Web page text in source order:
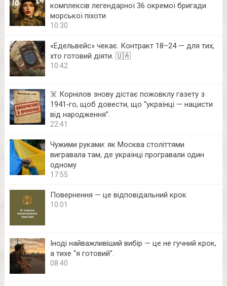
комплексів легендарної 36 окремої бригади
морської піхоти
10:30
«Едельвейс» чекає. Контракт 18–24 — для тих,
хто готовий діяти. 🇺🇦
10:42
☠️ Корнілов знову дістає пожовклу газету з
1941‑го, щоб довести, що “українці — нацисти
від народження”.
22:41
Чужими руками: як Москва століттями
вигравала там, де українці програвали один
одному
17:55
Повернення — це відповідальний крок
10:01
Іноді найважливіший вибір — це не гучний крок,
а тихе “я готовий”.
08:40